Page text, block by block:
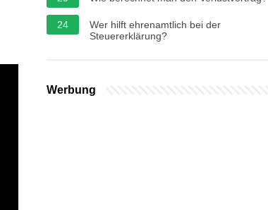
24
Wer hilft ehrenamtlich bei der
Steuererklärung?
Werbung